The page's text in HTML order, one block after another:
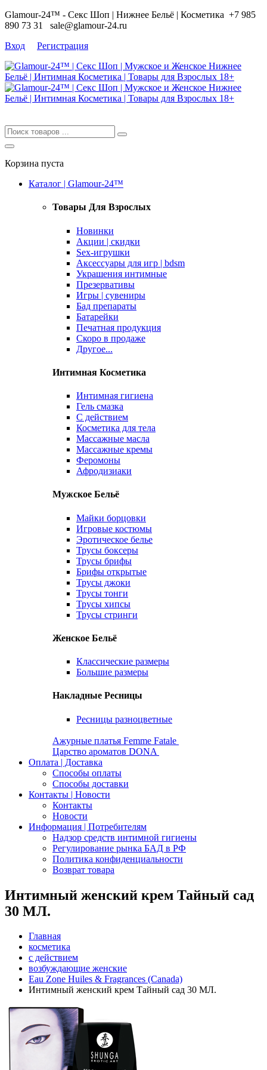
Glamour-24™ - Секс Шоп | Нижнее Бельё | Косметика +7 985
890 73 31 sale@glamour-24.ru
Вход
Регистрация
Корзина пуста
Каталог | Glamour-24™
Товары Для Взрослых
Новинки
Акции | скидки
Sex-игрушки
Аксессуары для игр | bdsm
Украшения интимные
Презервативы
Игры | сувениры
Бад препараты
Батарейки
Печатная продукция
Скоро в продаже
Другое...
Интимная Косметика
Интимная гигиена
Гель смазка
С действием
Косметика для тела
Массажные масла
Массажные кремы
Феромоны
Афродизиаки
Мужское Бельё
Майки борцовки
Игровые костюмы
Эротическое белье
Трусы боксеры
Трусы брифы
Брифы открытые
Трусы джоки
Трусы тонги
Трусы хипсы
Трусы стринги
Женское Бельё
Классические размеры
Большие размеры
Накладные Ресницы
Ресницы разноцветные
Ажурные платья Femme Fatale
Царство ароматов DONA
Оплата | Доставка
Способы оплаты
Способы доставки
Контакты | Новости
Контакты
Новости
Информация | Потребителям
Надзор средств интимной гигиены
Регулирование рынка БАД в РФ
Политика конфиденциальности
Возврат товара
Интимный женский крем Тайный сад
30 МЛ.
Главная
косметика
с действием
возбуждающие женские
Eau Zone Huiles & Fragrances (Canada)
Интимный женский крем Тайный сад 30 МЛ.